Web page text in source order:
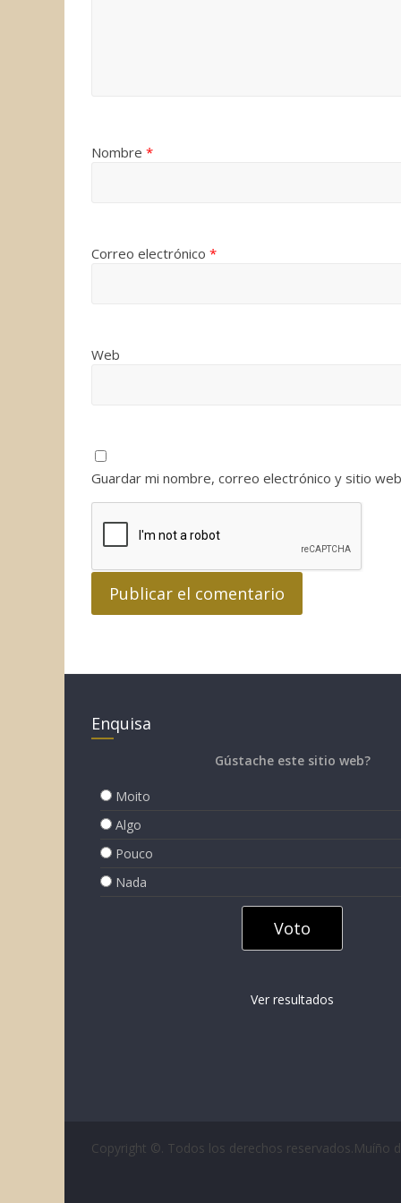
Nombre *
Correo electrónico *
Web
Guardar mi nombre, correo electrónico y sitio
Enquisa
Gústache este sitio web?
Moito
Algo
Pouco
Nada
Ver resultados